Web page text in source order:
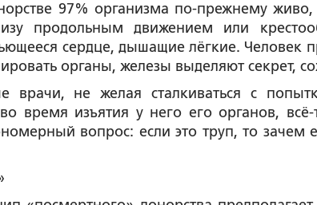
97% организма по-прежнему
продольным движением или
сердце, дышащие лёгкие. Человек
органы, железы выделяют секрет,
врачи, не желая сталкиваться с
время изъятия у него его органов,
вопрос: если это труп, то зачем